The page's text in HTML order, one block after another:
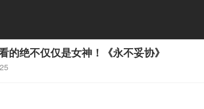
的绝不仅仅是女神！《永不妥协》